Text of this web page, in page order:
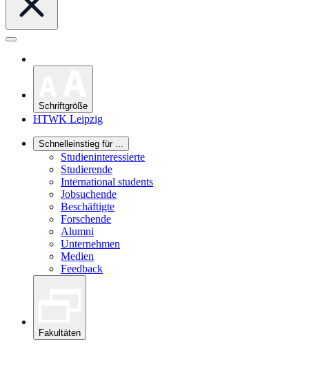
Schriftgröße
HTWK Leipzig
Schnelleinstieg für ...
Studieninteressierte
Studierende
International students
Jobsuchende
Beschäftigte
Forschende
Alumni
Unternehmen
Medien
Feedback
Fakultäten